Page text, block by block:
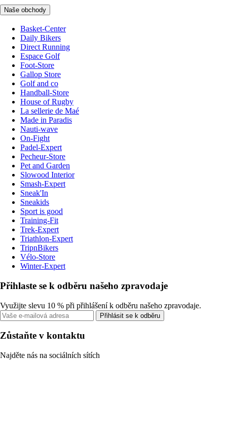
Naše obchody
Basket-Center
Daily Bikers
Direct Running
Espace Golf
Foot-Store
Gallop Store
Golf and co
Handball-Store
House of Rugby
La sellerie de Maé
Made in Paradis
Nauti-wave
On-Fight
Padel-Expert
Pecheur-Store
Pet and Garden
Slowood Interior
Smash-Expert
Sneak'In
Sneakids
Sport is good
Training-Fit
Trek-Expert
Triathlon-Expert
TripnBikers
Vélo-Store
Winter-Expert
Přihlaste se k odběru našeho zpravodaje
Využijte slevu 10 % při přihlášení k odběru našeho zpravodaje.
Přihlásit se k odběru
Zůstaňte v kontaktu
Najděte nás na sociálních sítích